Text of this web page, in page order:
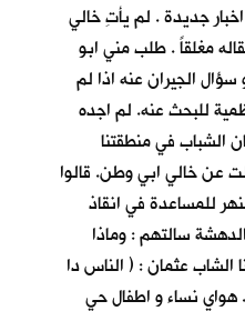
جديدة . لم يأتِ خالي
مغلقاً . طلب مني ابو
الجيران عنه اذا لم
للبحث عنه. لم اجده
الشباب في منطقتنا
عن خالي ابي وطن. قالوا
للمساعدة في انقاذ
سالتهم : وماذا
الشاب عثمان : ( الناس دا
نساء و اطفال حي